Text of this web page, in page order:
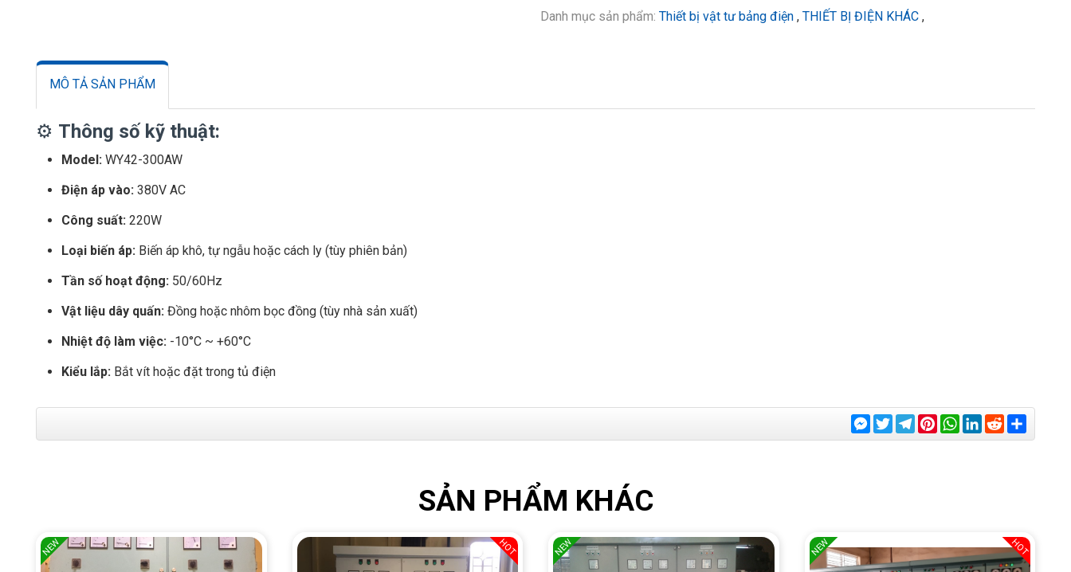
Danh mục sản phẩm: Thiết bị vật tư bảng điện , THIẾT BỊ ĐIỆN KHÁC ,
MÔ TẢ SẢN PHẨM
⚙️ Thông số kỹ thuật:
Model: WY42-300AW
Điện áp vào: 380V AC
Công suất: 220W
Loại biến áp: Biến áp khô, tự ngẫu hoặc cách ly (tùy phiên bản)
Tần số hoạt động: 50/60Hz
Vật liệu dây quấn: Đồng hoặc nhôm bọc đồng (tùy nhà sản xuất)
Nhiệt độ làm việc: -10°C ~ +60°C
Kiểu lắp: Bắt vít hoặc đặt trong tủ điện
Messenger
TwitterTelegram
Pinterest
WhatsApp
LinkedIn
Reddit
SẢN PHẨM KHÁC
NEW HOT NEW NEW HOT